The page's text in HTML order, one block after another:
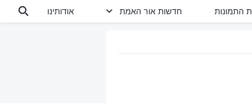
התמונות חדשות אור האמת אודותינו